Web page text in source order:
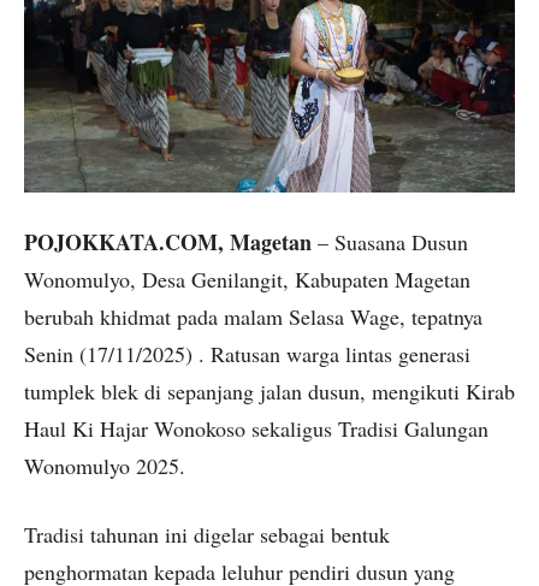
POJOKKATA.COM, Magetan – Suasana Dusun
Wonomulyo, Desa Genilangit, Kabupaten Magetan
berubah khidmat pada malam Selasa Wage, tepatnya
Senin (17/11/2025) . Ratusan warga lintas generasi
tumplek blek di sepanjang jalan dusun, mengikuti Kirab
Haul Ki Hajar Wonokoso sekaligus Tradisi Galungan
Wonomulyo 2025.
Tradisi tahunan ini digelar sebagai bentuk
penghormatan kepada leluhur pendiri dusun yang